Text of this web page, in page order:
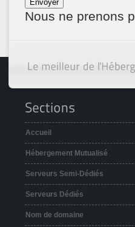
Nous ne prenons
Accueil
Hébergement Mutualisé
Serveurs Semi-Dédiés
Serveurs Dédiés
Nom de domaine